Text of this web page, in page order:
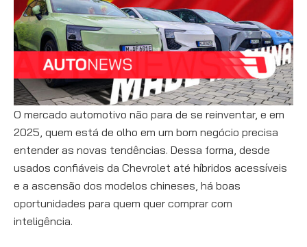
O mercado automotivo não para de se reinventar, e em
2025, quem está de olho em um bom negócio precisa
entender as novas tendências. Dessa forma, desde
usados confiáveis da Chevrolet até híbridos acessíveis
e a ascensão dos modelos chineses, há boas
oportunidades para quem quer comprar com
inteligência.